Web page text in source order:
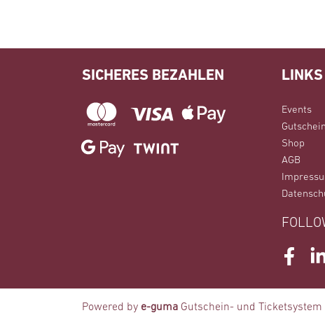
SICHERES BEZAHLEN LINKS
Events
Shop
AGB
Powered by e-guma Gutschein- und Ticketsystem